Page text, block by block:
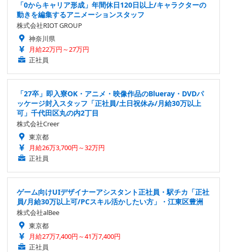
「0からキャリア形成」年間休日120日以上/キャラクターの
動きを編集するアニメーションスタッフ
株式会社RIOT GROUP
神奈川県
月給22万円～27万円
正社員
「27卒」即入寮OK・アニメ・映像作品のBlueray・DVDパ
ッケージ封入スタッフ「正社員/土日祝休み/月給30万以上
可」千代田区丸の内2丁目
株式会社Creer
東京都
月給26万3,700円～32万円
正社員
ゲーム向けUIデザイナーアシスタント正社員・駅チカ「正社
員/月給30万以上可/PCスキル活かしたい方」・江東区豊洲
株式会社alBee
東京都
月給27万7,400円～41万7,400円
正社員